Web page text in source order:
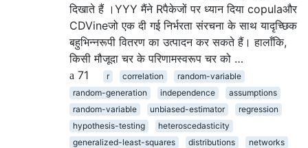
दिखाते हैं ।YYY मैंने Rपैकेजों पर ध्यान दिया copulaऔर
CDVineजो एक दी गई निर्भरता संरचना के साथ यादृच्छिक
बहुभिन्नरूपी वितरण का उत्पादन कर सकते हैं। हालाँकि,
किसी मौजूदा चर के परिणामस्वरूप चर को …
71
r correlation
random-variable
random-generation
independence
assumptions
random-variable
unbiased-estimator
regression
hypothesis-testing
heteroscedasticity
generalized-least-squares
distributions
networks